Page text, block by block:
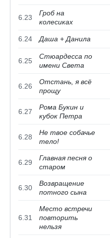
6.23
Гроб на
колесиках
6.24 Даша + Данила
6.25
Стюардесса по
имени Света
6.26
Отстань, я всё
прощу
6.27
Рома Букин и
кубок Петра
6.28
Не твое собачье
тело!
6.29
Главная песня о
старом
6.30
Возвращение
потного сына
6.31
Место встречи
повторить
нельзя